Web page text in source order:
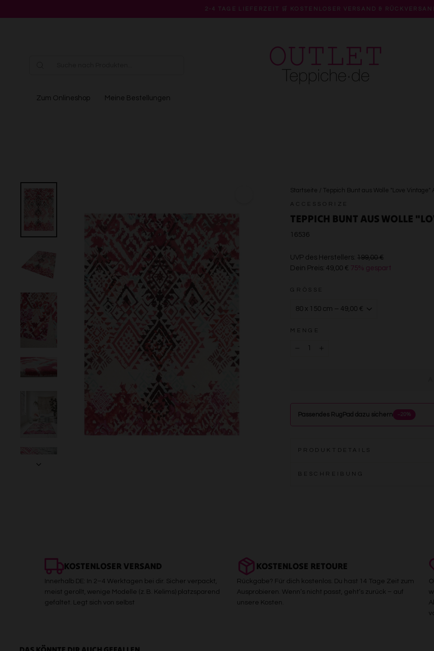
Pause
2-4 TAGE LIEFERZEIT 🛒 KOSTENLOSER VERSAND &
Zum Onlineshop Meine Bestellungen
Startseite / Teppich Bunt aus Wolle "Love Vintage"
ACCESSORIZE
TEPPICH BUNT AUS WOLLE
16536
UVP des Herstellers: 199,00 €€199,00
Dein Preis: 49,00 € 75% gespart
GRÖSSE
MENGE
Passendes RugPad dazu sichern −20%
PRODUKTDETAILS
BESCHREIBUNG
KOSTENLOSER VERSAND
Innerhalb DE: In 2–4 Werktagen bei dir. Sicher verpackt,
meist gerollt, wenige Modelle (z. B. Kelims) platzsparend
gefaltet. Legt sich von selbst
KOSTENLOSE RETOURE
Rückgabe? Für dich kostenlos. Du hast 14 Tage Zeit zum
Ausprobieren. Wenn’s nicht passt, geht’s zurück – auf
unsere Kosten.